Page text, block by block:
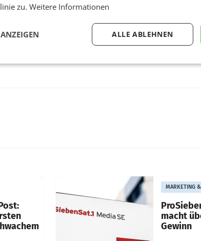
MARKETING
macht
Gewinn
zu. Weitere Informationen
ALLE ABLEHNEN